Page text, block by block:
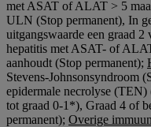
met ASAT of ALAT > 5
ULN (Stop permanent), In
uitgangswaarde een graad
hepatitis met ASAT- of
aanhoudt (Stop permanent);
Stevens-Johnsonsyndroom
epidermale necrolyse
tot graad 0-1*), Graad 4 of
permanent); Overige